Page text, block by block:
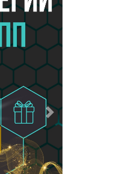
Следующий